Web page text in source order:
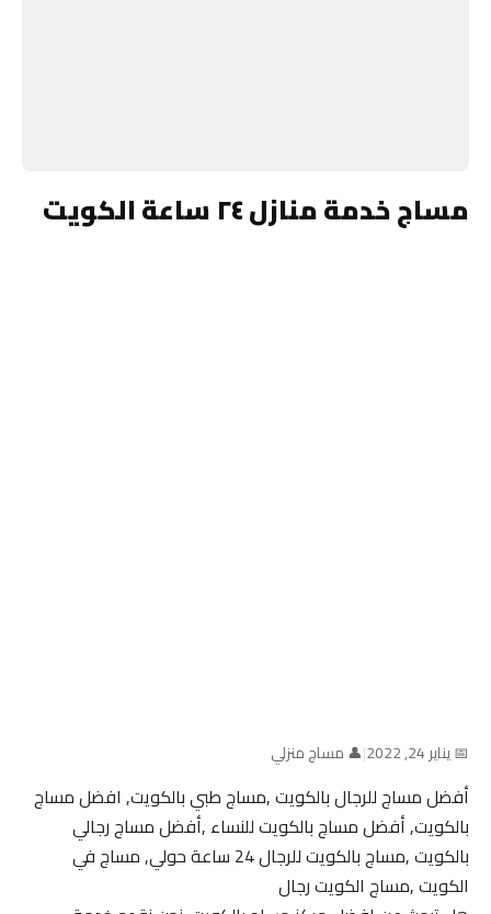
مساج خدمة منازل ٢٤ ساعة الكويت
📅 يناير 24, 2022 |👤 مساج منزلي
أفضل مساج للرجال بالكويت ,مساج طبي بالكويت, افضل مساج
بالكويت, أفضل مساج بالكويت للنساء ,أفضل مساج رجالي
بالكويت ,مساج بالكويت للرجال 24 ساعة حولي, مساج في
الكويت ,مساج الكويت رجال